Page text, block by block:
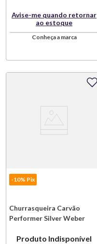
Avise-me quando retornar
ao estoque
Conheça a marca
-10% Pix
Churrasqueira Carvão
Performer Silver Weber
Produto Indisponível